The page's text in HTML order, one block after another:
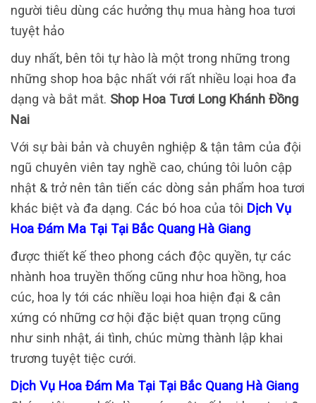
người tiêu dùng các hưởng thụ mua hàng hoa tươi
tuyệt hảo
duy nhất, bên tôi tự hào là một trong những trong
những shop hoa bậc nhất với rất nhiều loại hoa đa
dạng và bắt mắt. Shop Hoa Tươi Long Khánh Đồng
Nai
Với sự bài bản và chuyên nghiệp & tận tâm của đội
ngũ chuyên viên tay nghề cao, chúng tôi luôn cập
nhật & trở nên tân tiến các dòng sản phẩm hoa tươi
khác biệt và đa dạng. Các bó hoa của tôi Dịch Vụ
Hoa Đám Ma Tại Tại Bắc Quang Hà Giang
được thiết kế theo phong cách độc quyền, tự các
nhành hoa truyền thống cũng như hoa hồng, hoa
cúc, hoa ly tới các nhiều loại hoa hiện đại & cân
xứng có những cơ hội đặc biệt quan trọng cũng
như sinh nhật, ái tình, chúc mừng thành lập khai
trương tuyệt tiệc cưới.
Dịch Vụ Hoa Đám Ma Tại Tại Bắc Quang Hà Giang